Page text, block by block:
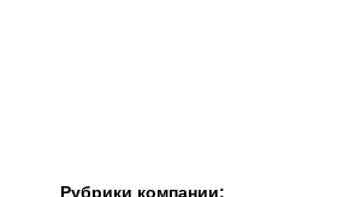
Рубрики компании: